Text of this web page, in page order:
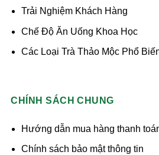
Trải Nghiệm Khách Hàng
Chế Độ Ăn Uống Khoa Học
Các Loại Trà Thảo Mộc Phổ
CHÍNH SÁCH CHUNG
Hướng dẫn mua hàng thanh
Chính sách bảo mật thông tin